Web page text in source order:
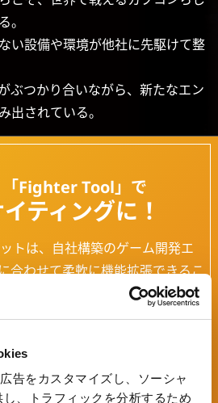
告をカスタマイズし、ソーシャ
、トラフィックを分析するため
。
い設備や環境が他社に先駆けて整
ぶつかり合いながら、新たなエン
出されている。
「Fighter Tool」で
ティングに！
ットは、自社構築のゲーム開発エ
合わせて柔軟に機能拡張できるこ
ン開発部内には、AIやツールなど
かれており、私はその中でアニメ
動きをデジタル化して記録する技
ャラクターに組み込み、制御に